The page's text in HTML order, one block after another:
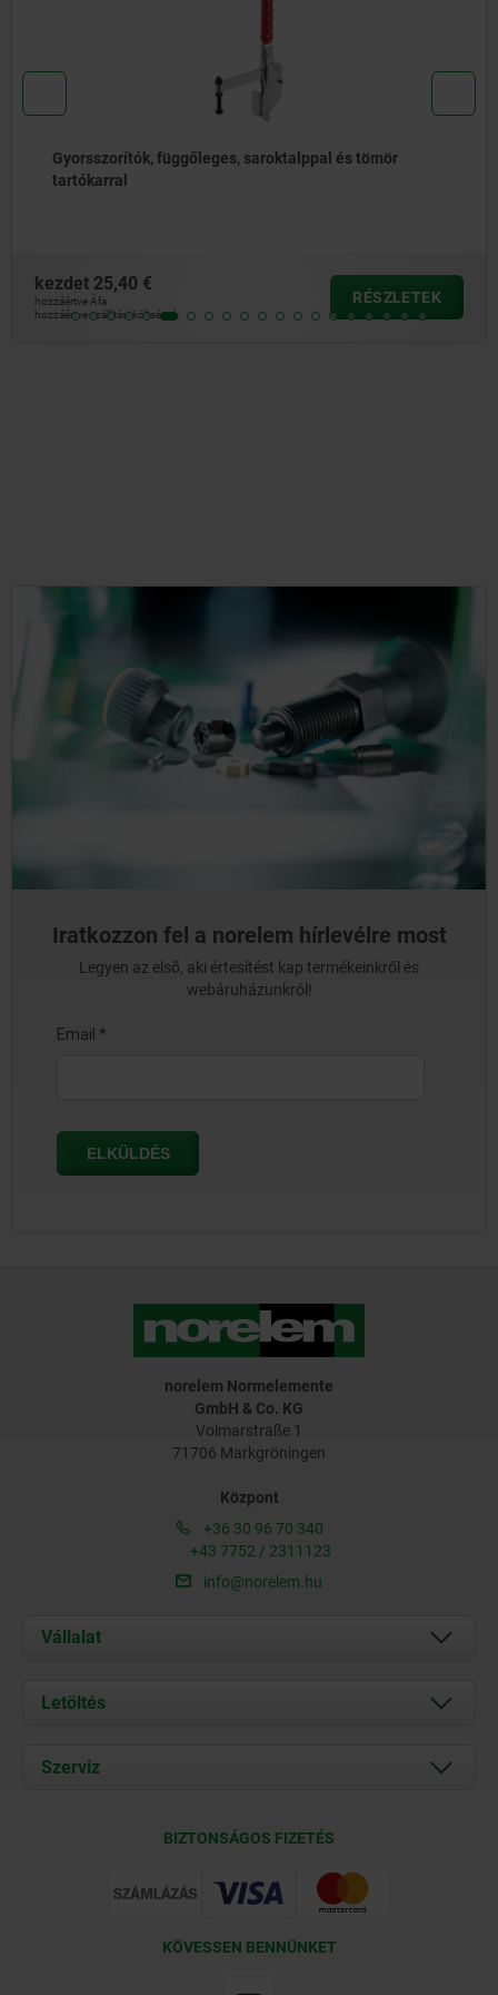
Gyorsszorítók, függőleges, saroktalppal és tömör
tartókarral
kezdet 25,40 €
hozzáértve Áfa
hozzáértve szállítási költségek
RÉSZLETEK
Iratkozzon fel a norelem hírlevélre most
Legyen az első, aki értesítést kap termékeinkről és
webáruházunkról!
norelem Normelemente
GmbH & Co. KG
Volmarstraße 1
71706 Markgröningen
Központ
+36 30 96 70 340
+43 7752 / 2311123
info@norelem.hu
Vállalat
Rólunk
Kapcsolat
Letöltés
Documents
Szerviz
BIZTONSÁGOS FIZETÉS
KÖVESSEN BENNÜNKET